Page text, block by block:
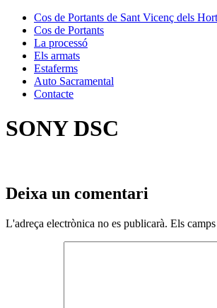
Cos de Portants de Sant Vicenç dels
Cos de Portants
La processó
Els armats
Estaferms
Auto Sacramental
Contacte
SONY DSC
Deixa un comentari
L'adreça electrònica no es publicarà. Els